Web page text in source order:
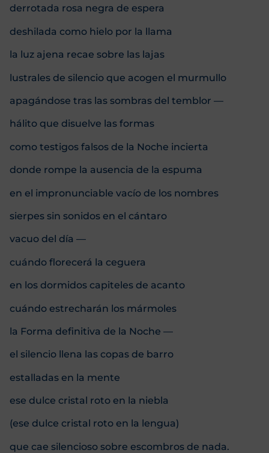
derrotada rosa negra de espera
deshilada como hielo por la llama
la luz ajena recae sobre las lajas
lustrales de silencio que acogen el murmullo
apagándose tras las sombras del temblor —
hálito que disuelve las formas
como testigos falsos de la Noche incierta
donde rompe la ausencia de la espuma
en el impronunciable vacío de los nombres
sierpes sin sonidos en el cántaro
vacuo del día —
cuándo florecerá la ceguera
en los dormidos capiteles de acanto
cuándo estrecharán los mármoles
la Forma definitiva de la Noche —
el silencio llena las copas de barro
estalladas en la mente
ese dulce cristal roto en la niebla
(ese dulce cristal roto en la lengua)
que cae silencioso sobre escombros de nada.